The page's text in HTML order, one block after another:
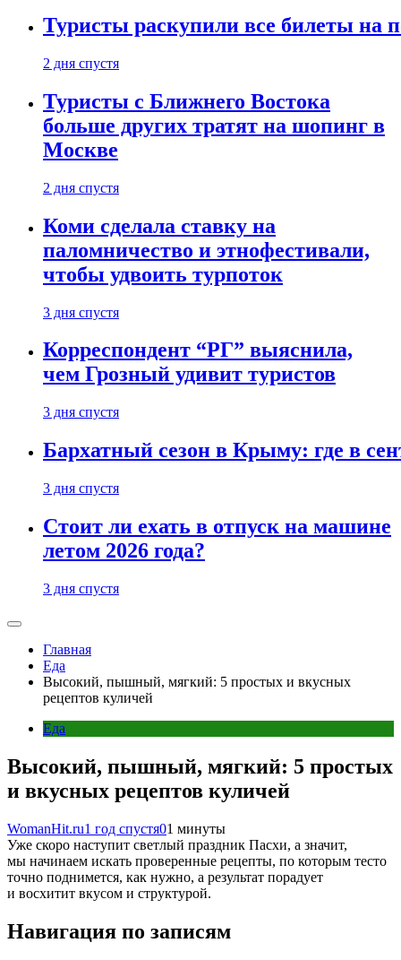
Туристы раскупили все билеты на
2 дня спустя
Туристы с Ближнего Востока
больше других тратят на шопинг в
Москве
2 дня спустя
Коми сделала ставку на
паломничество и этнофестивали,
чтобы удвоить турпоток
3 дня спустя
Корреспондент “РГ” выяснила,
чем Грозный удивит туристов
3 дня спустя
Бархатный сезон в Крыму: где в
3 дня спустя
Стоит ли ехать в отпуск на машине
летом 2026 года?
3 дня спустя
Главная
Еда
Высокий, пышный, мягкий: 5 простых и вкусных
рецептов куличей
Еда
Высокий, пышный, мягкий: 5 простых
и вкусных рецептов куличей
WomanHit.ru1 год спустя01 минуты
Уже скоро наступит светлый праздник Пасхи, а значит,
мы начинаем искать проверенные рецепты, по которым тесто
точно поднимется, как нужно, а результат порадует
и восхитит вкусом и структурой.
Навигация по записям